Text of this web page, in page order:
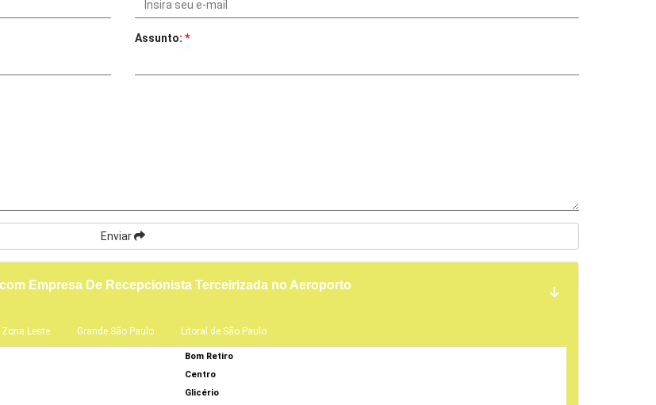
Assunto: *
Enviar
Empresa De Recepcionista Terceirizada no Aeroporto
Zona Leste Grande São Paulo Litoral de São Paulo
Bom Retiro
Centro
Glicério